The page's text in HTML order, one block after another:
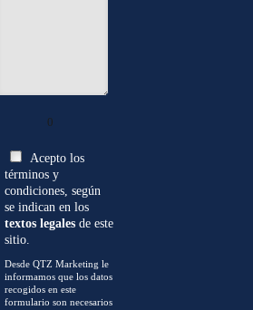
0
Acepto los
términos y
condiciones, según
se indican en los
textos legalesde este
sitio.
Desde QTZ Marketing le
informamos que los datos
recogidos en este
formulario son necesarios